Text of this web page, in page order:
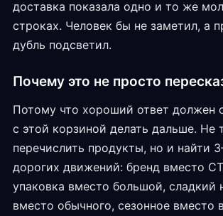
доставка показала одно и то же
строках. Человек бы не заметил, а
дубль подсветил.
Почему это не просто
Потому что хороший ответ должен
с этой корзиной делать дальше. Не
перечислить продукты, но и найти
дорогих движений: бренд вместо
упаковка вместо большой, сладкий
вместо обычного, сезонное вместо